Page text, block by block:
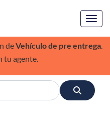
deVehículo de pre entrega.
tu agente.